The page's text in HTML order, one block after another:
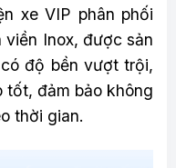
xe VIP phân phối
viền Inox, được sản
độ bền vượt trội,
tốt, đảm bảo không
thời gian.